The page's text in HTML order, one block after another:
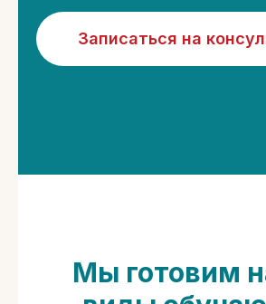
Записаться на
Мы готовим